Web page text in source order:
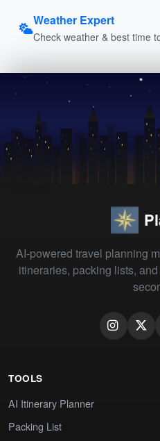
Weather Expert
Check weather & best time
AI-powered travel planning
itineraries, packing lists,
TOOLS
AI Itinerary Planner
Packing List